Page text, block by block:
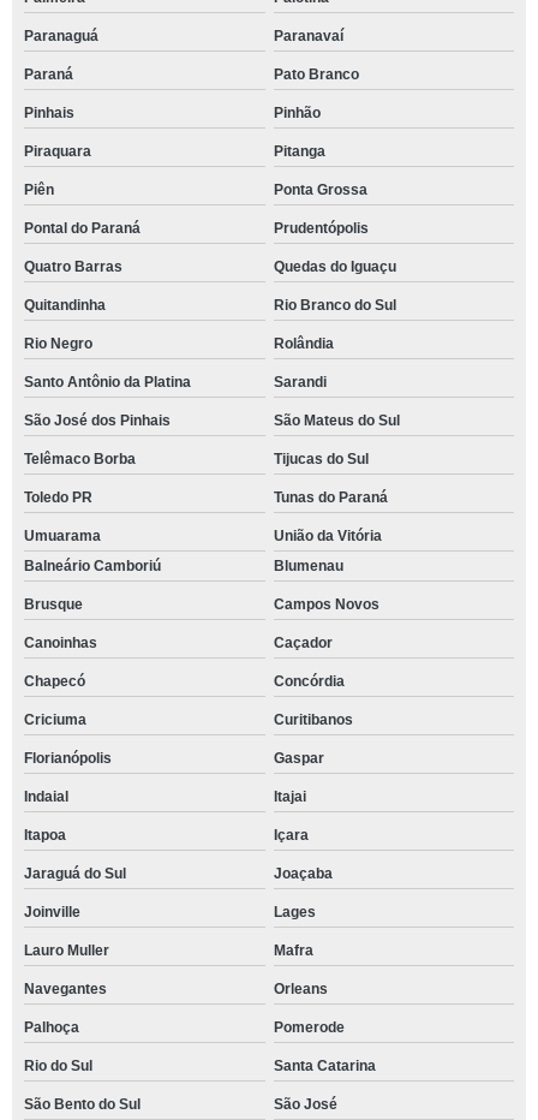
Paranaguá Paranavaí
Paraná Pato Branco
Pinhais Pinhão
Piraquara Pitanga
Piên Ponta Grossa
Pontal do Paraná Prudentópolis
Quatro Barras Quedas do Iguaçu
Quitandinha Rio Branco do Sul
Rio Negro Rolândia
Santo Antônio da Platina Sarandi
São José dos Pinhais São Mateus do Sul
Telêmaco Borba Tijucas do Sul
Toledo PR Tunas do Paraná
Umuarama
União da Vitória
Balneário Camboriú
Blumenau
Brusque Campos Novos
Canoinhas Caçador
Chapecó Concórdia
Criciuma Curitibanos
Florianópolis Gaspar
Indaial Itajai
Itapoa Içara
Jaraguá do Sul Joaçaba
Joinville Lages
Lauro Muller Mafra
Navegantes Orleans
Palhoça Pomerode
Rio do Sul Santa Catarina
São Bento do Sul São José